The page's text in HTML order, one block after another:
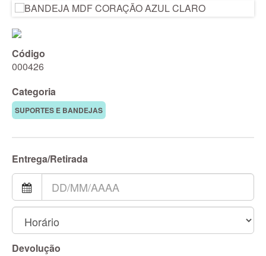
Código
000426
Categoria
SUPORTES E BANDEJAS
Entrega/Retirada
Devolução